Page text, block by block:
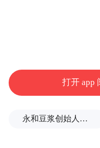
打开 app
永和豆浆创始人林炳生逝世，享年70岁